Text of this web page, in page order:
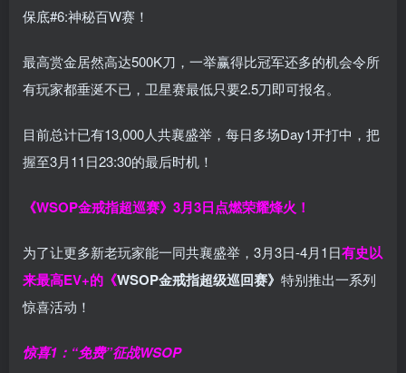
保底#6:神秘百W赛！
最高赏金居然高达500K刀，一举赢得比冠军还多的机会令所
有玩家都垂涎不已，卫星赛最低只要2.5刀即可报名。
目前总计已有13,000人共襄盛举，每日多场Day1开打中，把
握至3月11日23:30的最后时机！
《WSOP金戒指超巡赛》 3月3日点燃荣耀烽火！
为了让更多新老玩家能一同共襄盛举，3月3日-4月1日有史以
来最高EV+的《WSOP金戒指超级巡回赛》 特别推出一系列
惊喜活动！
惊喜1：“免费”征战WSOP